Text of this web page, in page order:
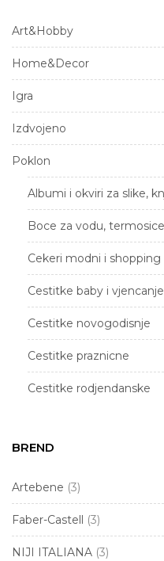
Art&Hobby
Home&Decor
Igra
Izdvojeno
Poklon
Albumi i okviri za slike,
Boce za vodu,
Cekeri modni i shopping
Cestitke baby i vjencanje
Cestitke novogodisnje
Cestitke praznicne
Cestitke rodjendanske
Folderi i stalci za papire
Gentleman's Hardware
Kutije darovne
Naljepnice i oblici ukrasni
BREND
Artebene (3)
Faber-Castell (3)
NIJI ITALIANA (3)